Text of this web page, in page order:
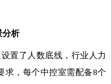
分析
置了人数底线，行业人力
求，每个中控室需配备8个